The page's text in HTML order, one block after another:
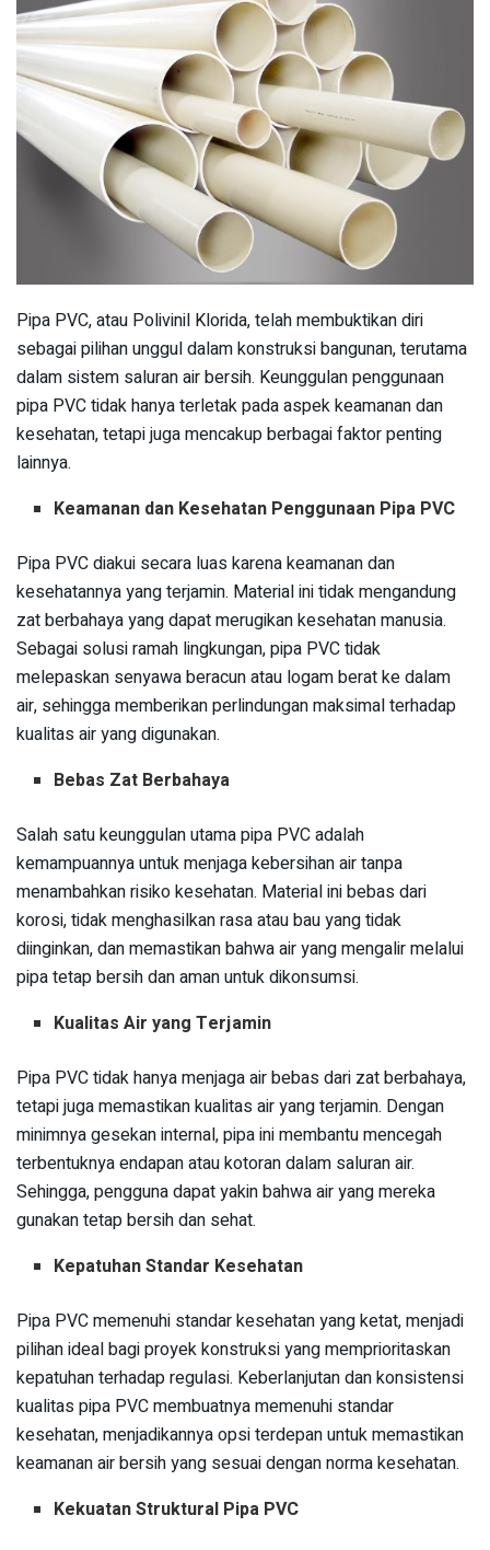
Pipa PVC, atau Polivinil Klorida, telah membuktikan diri
sebagai pilihan unggul dalam konstruksi bangunan, terutama
dalam sistem saluran air bersih. Keunggulan penggunaan
pipa PVC tidak hanya terletak pada aspek keamanan dan
kesehatan, tetapi juga mencakup berbagai faktor penting
lainnya.
Keamanan dan Kesehatan Penggunaan Pipa PVC
Pipa PVC diakui secara luas karena keamanan dan
kesehatannya yang terjamin. Material ini tidak mengandung
zat berbahaya yang dapat merugikan kesehatan manusia.
Sebagai solusi ramah lingkungan, pipa PVC tidak
melepaskan senyawa beracun atau logam berat ke dalam
air, sehingga memberikan perlindungan maksimal terhadap
kualitas air yang digunakan.
Bebas Zat Berbahaya
Salah satu keunggulan utama pipa PVC adalah
kemampuannya untuk menjaga kebersihan air tanpa
menambahkan risiko kesehatan. Material ini bebas dari
korosi, tidak menghasilkan rasa atau bau yang tidak
diinginkan, dan memastikan bahwa air yang mengalir melalui
pipa tetap bersih dan aman untuk dikonsumsi.
Kualitas Air yang Terjamin
Pipa PVC tidak hanya menjaga air bebas dari zat berbahaya,
tetapi juga memastikan kualitas air yang terjamin. Dengan
minimnya gesekan internal, pipa ini membantu mencegah
terbentuknya endapan atau kotoran dalam saluran air.
Sehingga, pengguna dapat yakin bahwa air yang mereka
gunakan tetap bersih dan sehat.
Kepatuhan Standar Kesehatan
Pipa PVC memenuhi standar kesehatan yang ketat, menjadi
pilihan ideal bagi proyek konstruksi yang memprioritaskan
kepatuhan terhadap regulasi. Keberlanjutan dan konsistensi
kualitas pipa PVC membuatnya memenuhi standar
kesehatan, menjadikannya opsi terdepan untuk memastikan
keamanan air bersih yang sesuai dengan norma kesehatan.
Kekuatan Struktural Pipa PVC